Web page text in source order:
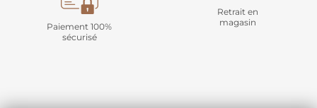
Paiement 100%
sécurisé
Retrait en
magasin